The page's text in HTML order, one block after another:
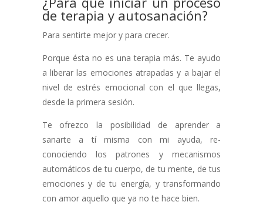
de terapia y autosanación?
Para sentirte mejor y para crecer.
Porque ésta no es una terapia más. Te ayudo
a liberar las emociones atrapadas y a bajar el
nivel de estrés emocional con el que llegas,
desde la primera sesión.
Te ofrezco la posibilidad de aprender a
sanarte a tí misma con mi ayuda, re-
conociendo los patrones y mecanismos
automáticos de tu cuerpo, de tu mente, de tus
emociones y de tu energía, y transformando
con amor aquello que ya no te hace bien.